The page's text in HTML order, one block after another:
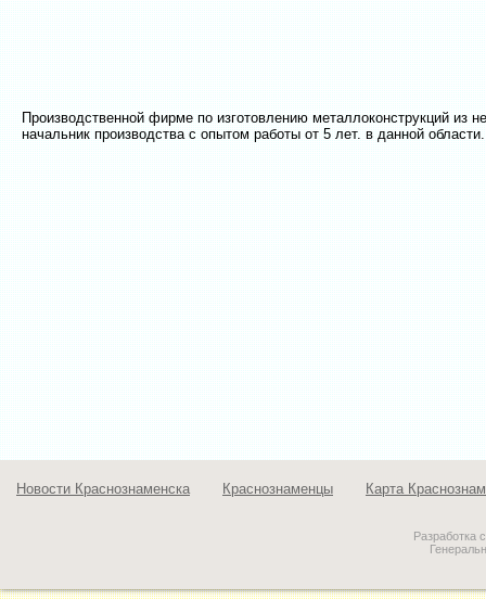
Производственной фирме по изготовлению металлоконструкций из
начальник производства с опытом работы от 5 лет. в данной области.
Новости Краснознаменска Краснознаменцы Карта
Разработка